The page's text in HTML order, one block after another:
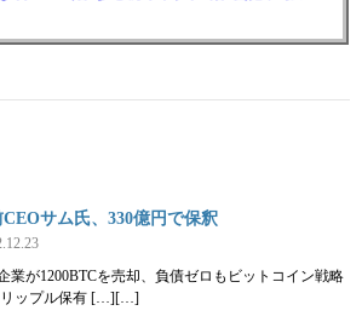
サム氏、330億円で保釈
業が1200BTCを売却、負債ゼロもビットコイン戦略
リップル保有 […][…]